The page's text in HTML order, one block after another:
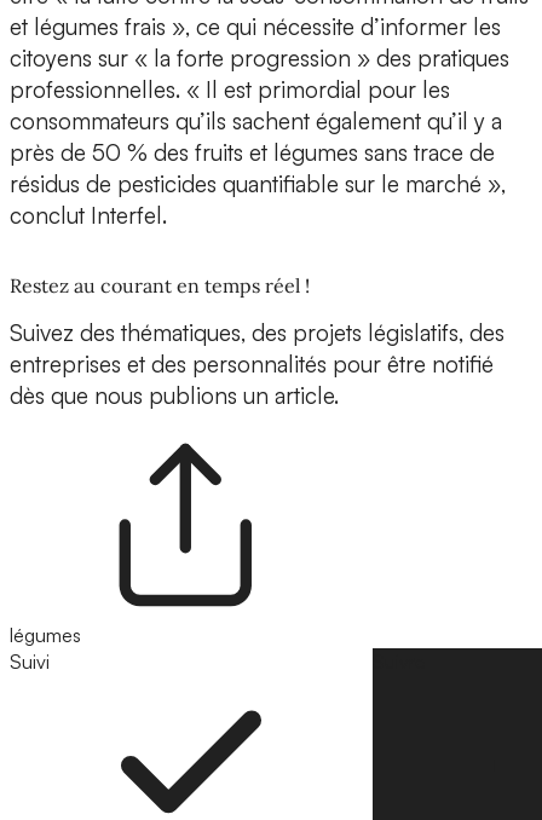
et légumes frais », ce qui nécessite d’informer les
citoyens sur « la forte progression » des pratiques
professionnelles. « Il est primordial pour les
consommateurs qu’ils sachent également qu’il y a
près de 50 % des fruits et légumes sans trace de
résidus de pesticides quantifiable sur le marché »,
conclut Interfel.
Restez au courant en temps réel !
Suivez des thématiques, des projets législatifs, des
entreprises et des personnalités pour être notifié
dès que nous publions un article.
légumes
Suivi